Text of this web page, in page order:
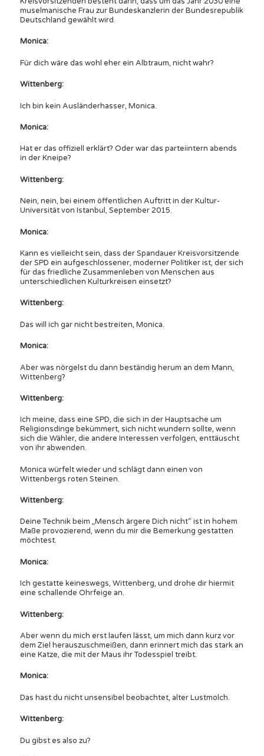
muselmanische Frau zur Bundeskanzlerin der Bundesrepublik
Deutschland gewählt wird.
Monica:
Für dich wäre das wohl eher ein Albtraum, nicht wahr?
Wittenberg:
Ich bin kein Ausländerhasser, Monica.
Monica:
Hat er das offiziell erklärt? Oder war das parteiintern abends
in der Kneipe?
Wittenberg:
Nein, nein, bei einem öffentlichen Auftritt in der Kultur-
Universität von Istanbul, September 2015.
Monica:
Kann es vielleicht sein, dass der Spandauer Kreisvorsitzende
der SPD ein aufgeschlossener, moderner Politiker ist, der sich
für das friedliche Zusammenleben von Menschen aus
unterschiedlichen Kulturkreisen einsetzt?
Wittenberg:
Das will ich gar nicht bestreiten, Monica.
Monica:
Aber was nörgelst du dann beständig herum an dem Mann,
Wittenberg?
Wittenberg:
Ich meine, dass eine SPD, die sich in der Hauptsache um
Religionsdinge bekümmert, sich nicht wundern sollte, wenn
sich die Wähler, die andere Interessen verfolgen, enttäuscht
von ihr abwenden.
Monica würfelt wieder und schlägt dann einen von
Wittenbergs roten Steinen.
Wittenberg:
Deine Technik beim „Mensch ärgere Dich nicht“ ist in hohem
Maße provozierend, wenn du mir die Bemerkung gestatten
möchtest.
Monica:
Ich gestatte keineswegs, Wittenberg, und drohe dir hiermit
eine schallende Ohrfeige an.
Wittenberg:
Aber wenn du mich erst laufen lässt, um mich dann kurz vor
dem Ziel herauszuschmeißen, dann erinnert mich das stark an
eine Katze, die mit der Maus ihr Todesspiel treibt.
Monica:
Das hast du nicht unsensibel beobachtet, alter Lustmolch.
Wittenberg:
Du gibst es also zu?